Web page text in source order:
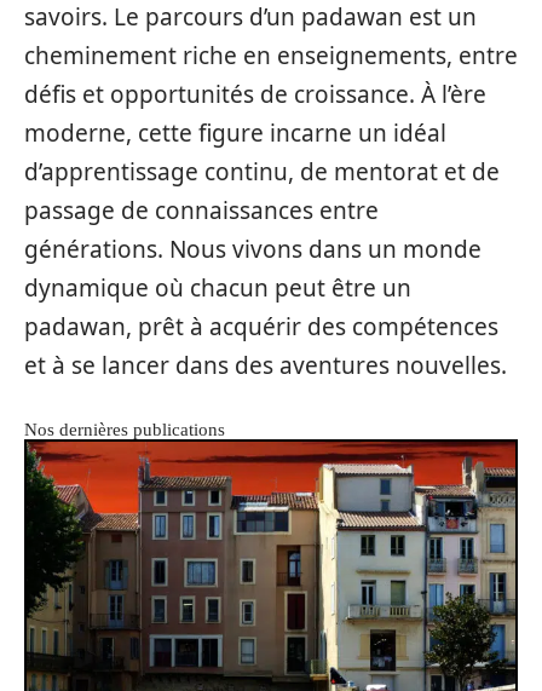
savoirs. Le parcours d’un padawan est un
cheminement riche en enseignements, entre
défis et opportunités de croissance. À l’ère
moderne, cette figure incarne un idéal
d’apprentissage continu, de mentorat et de
passage de connaissances entre
générations. Nous vivons dans un monde
dynamique où chacun peut être un
padawan, prêt à acquérir des compétences
et à se lancer dans des aventures nouvelles.
Nos dernières publications